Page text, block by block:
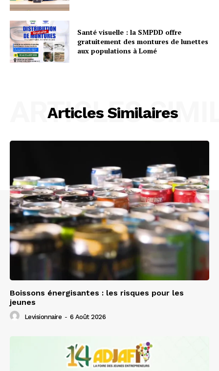
Santé visuelle : la SMPDD offre
gratuitement des montures de lunettes
aux populations à Lomé
Articles Similaires
ARTICLES
Boissons énergisantes : les risques pour les
jeunes
Levisionnaire - 6 Août 2026